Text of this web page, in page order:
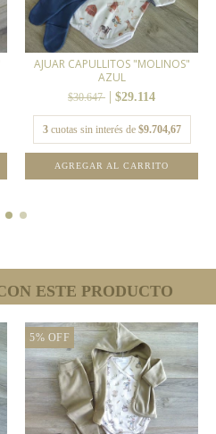
AJUAR CAPULLITOS "MOLINOS"
AZUL
$30.647 $29.114
3 cuotas sin interés de $9.704,67
AGREGAR AL CARRITO
ESTE PRODUCTO
5% OFF